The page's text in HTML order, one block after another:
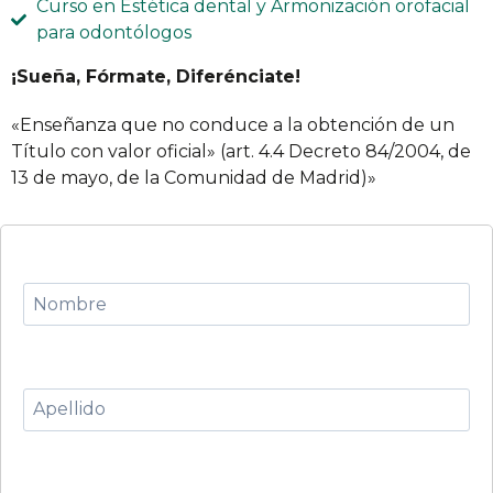
Curso en Estética dental y Armonización orofacial
para odontólogos
¡Sueña, Fórmate, Diferénciate!
«Enseñanza que no conduce a la obtención de un
Título con valor oficial» (art. 4.4 Decreto 84/2004, de
13 de mayo, de la Comunidad de Madrid)»